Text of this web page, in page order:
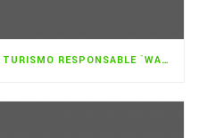
I CERTAMEN DE RELATOS DE TURISMO RESPONSABLE `WANGARI MAATHAI»